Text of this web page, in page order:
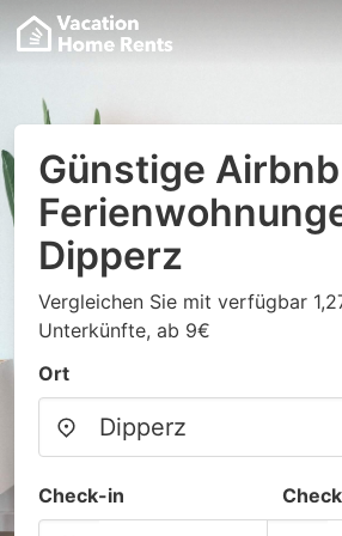
Günstige
Dipperz
Vergleichen Sie mit verfügbar
Unterkünfte, ab 9€
Ort
Check-in